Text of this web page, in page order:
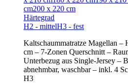
cm200 x 220 cm
Härtegrad
H2 - mittelH3 - fest
Kaltschaummatratze Magellan –
cm – 7-Zonen Querschnitt –
Unterbezug aus Single-Jersey –
abnehmbar, waschbar – inkl. 4
H3